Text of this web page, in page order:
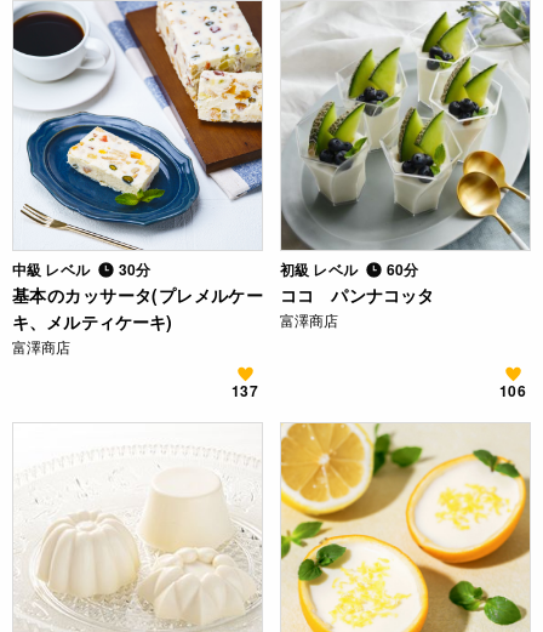
中級 レベル 30分
基本のカッサータ(プレメルケー
キ、メルティケーキ)
富澤商店
137
初級 レベル 60分
ココ パンナコッタ
富澤商店
106